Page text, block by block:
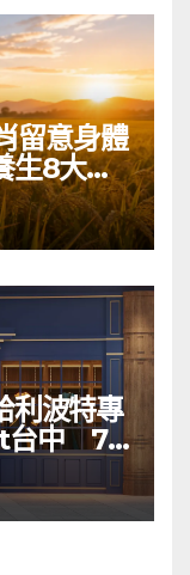
留意身體
生8大重
利波特專
台中 75